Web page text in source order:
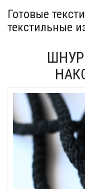
Готовые
текстильные